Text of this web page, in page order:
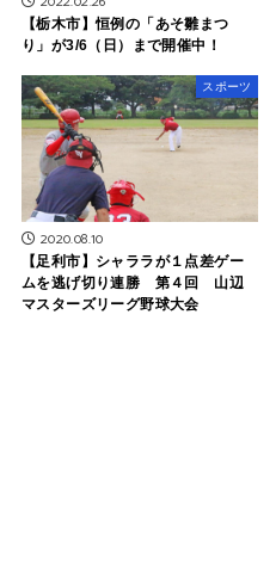
【栃木市】恒例の「あそ雛まつ
り」が3/6（日）まで開催中！
スポーツ
2020.08.10
【足利市】シャララが１点差ゲー
ムを逃げ切り連勝 第４回 山辺
マスターズリーグ野球大会